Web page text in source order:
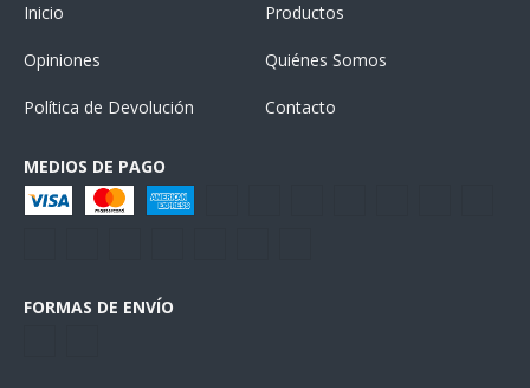
Inicio
Productos
Opiniones Quiénes Somos
Política de Devolución Contacto
MEDIOS DE PAGO
FORMAS DE ENVÍO